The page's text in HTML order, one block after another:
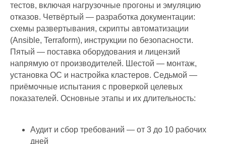
тестов, включая нагрузочные прогоны и эмуляцию
отказов. Четвёртый — разработка документации:
схемы развертывания, скрипты автоматизации
(Ansible, Terraform), инструкции по безопасности.
Пятый — поставка оборудования и лицензий
напрямую от производителей. Шестой — монтаж,
установка ОС и настройка кластеров. Седьмой —
приёмочные испытания с проверкой целевых
показателей. Основные этапы и их длительность:
Аудит и сбор требований — от 3 до 10 рабочих
дней